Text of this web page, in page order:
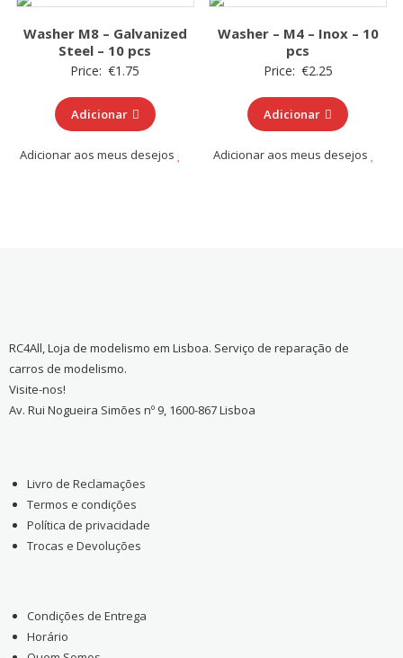
Washer M8 – Galvanized
Steel – 10 pcs
Price: €1.75
Adicionar
Adicionar aos meus desejos
Washer – M4 – Inox – 10
pcs
Price: €2.25
Adicionar
Adicionar aos meus desejos
RC4All, Loja de modelismo em Lisboa. Serviço de reparação de
carros de modelismo.
Visite-nos!
Av. Rui Nogueira Simões nº 9, 1600-867 Lisboa
Livro de Reclamações
Termos e condições
Política de privacidade
Trocas e Devoluções
Condições de Entrega
Horário